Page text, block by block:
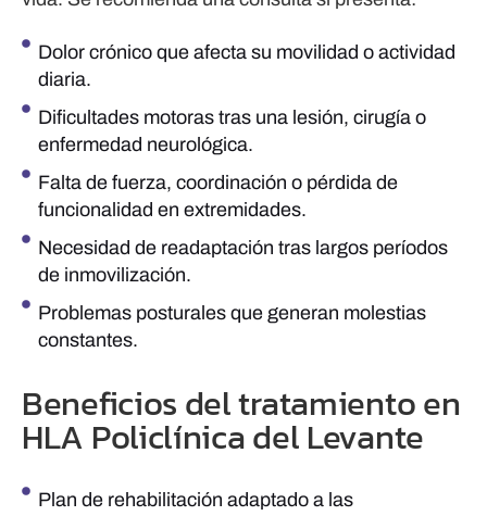
Dolor crónico que afecta su movilidad o actividad
diaria.
Dificultades motoras tras una lesión, cirugía o
enfermedad neurológica.
Falta de fuerza, coordinación o pérdida de
funcionalidad en extremidades.
Necesidad de readaptación tras largos períodos
de inmovilización.
Problemas posturales que generan molestias
constantes.
Beneficios del tratamiento en
HLA Policlínica del Levante
Plan de rehabilitación adaptado a las